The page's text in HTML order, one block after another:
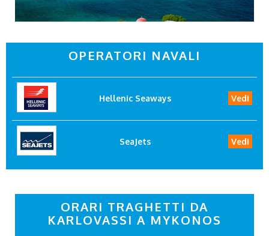
OPERATORI NAVALI
Hellenic Seaways Vedi
SeaJets Vedi
ORARI TRAGHETTI DA
KARLOVASSI A MYKONOS